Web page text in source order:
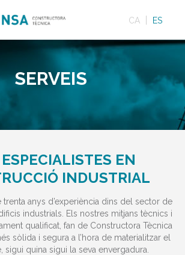
CA ES
SERVEIS
EN
INDUSTRIAL
trenta anys d’experiència dins del sector de
industrials. Els nostres mitjans tècnics i
qualificat, fan de Constructora Tècnica
sòlida i segura a l’hora de materialitzar el
sigui quina sigui la seva envergadura.